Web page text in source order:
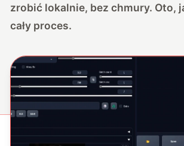
zrobić lokalnie, bez chmury. Oto,
cały proces.